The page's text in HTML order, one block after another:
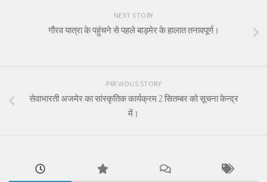
NEXT STORY
गौरव यात्रा के पहुंचने से पहले बाड़मेर के हालात तनावपूर्ण।
PREVIOUS STORY
सेवाभारती अजमेर का सांस्कृतिक कार्यक्रम 2 सितम्बर को सूचना केन्द्र
में।